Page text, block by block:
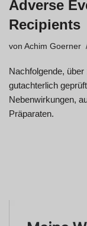
Adverse
Recipients
von Achim Goerner
Nachfolgende,
gutachterlich
Nebenwirkungen,
Präparaten.